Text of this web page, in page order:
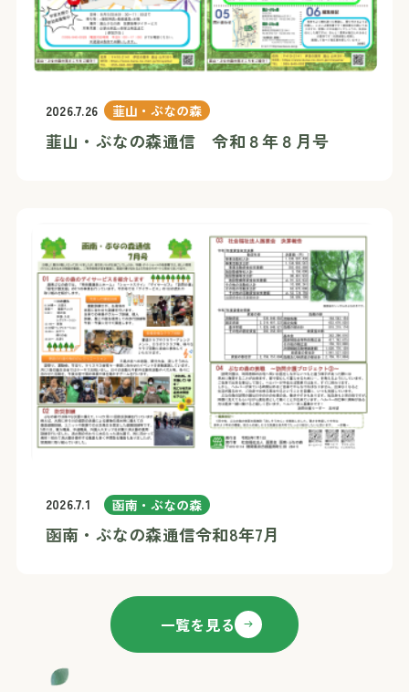
2026.7.26 韮山・ぶなの森
韮山・ぶなの森通信 令和８年８月号
2026.7.1 函南・ぶなの森
函南・ぶなの森通信令和8年7月
一覧を見る